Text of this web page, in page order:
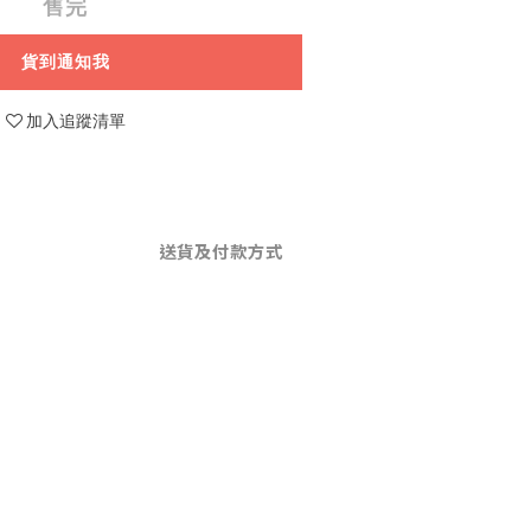
售完
貨到通知我
加入追蹤清單
送貨及付款方式